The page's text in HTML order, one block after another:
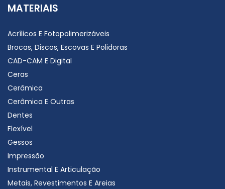
MATERIAIS
Acrílicos E Fotopolimerizáveis
Brocas, Discos, Escovas E Polidoras
CAD-CAM E Digital
Ceras
Cerâmica
Cerâmica E Outras
Dentes
Flexível
Gessos
Impressão
Instrumental E Articulação
Metais, Revestimentos E Areias